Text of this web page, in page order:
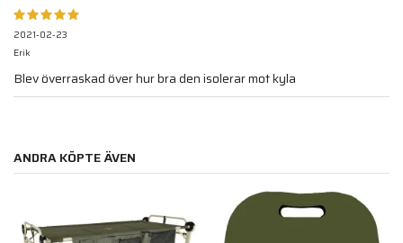
2021-02-23
Erik
Blev överraskad över hur bra den isolerar mot kyla
ANDRA KÖPTE ÄVEN